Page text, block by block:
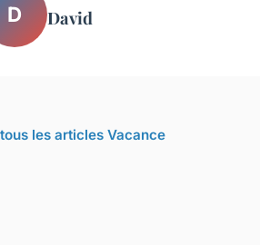
D David
les articles Vacance